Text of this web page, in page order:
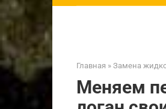
Главная » Замена
Меняем